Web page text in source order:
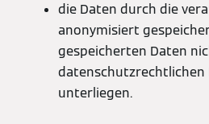
die Daten durch die
anonymisiert
gespeicherten Daten
datenschutzrechtlichen
unterliegen.